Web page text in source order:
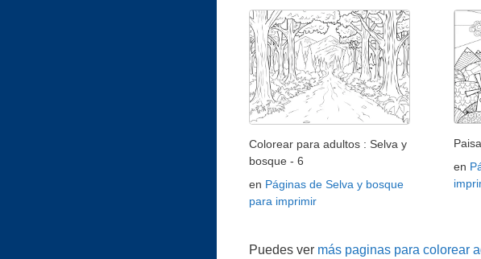
Colorear para adultos : Selva y
bosque - 6
en Páginas de Selva y bosque
para imprimir
en
Puedes ver más paginas para colorear